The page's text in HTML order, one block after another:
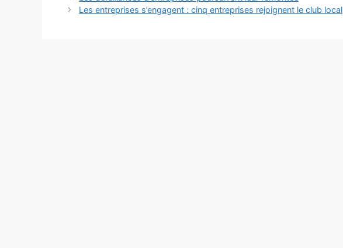
des Les entreprises s’engagent : cinq entreprises rejoignent le club local